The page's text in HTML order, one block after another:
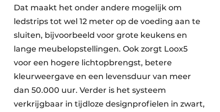
Dat maakt het onder andere mogelijk om
ledstrips tot wel 12 meter op de voeding aan te
sluiten, bijvoorbeeld voor grote keukens en
lange meubelopstellingen. Ook zorgt Loox5
voor een hogere lichtopbrengst, betere
kleurweergave en een levensduur van meer
dan 50.000 uur. Verder is het systeem
verkrijgbaar in tijdloze designprofielen in zwart,